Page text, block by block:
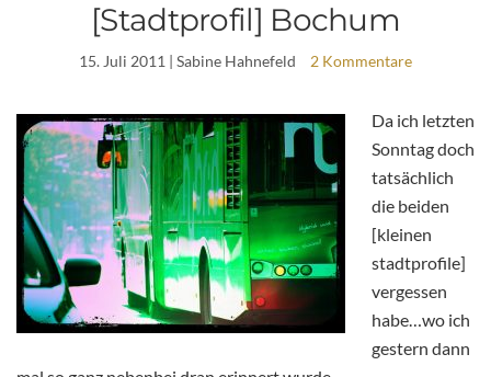
[Stadtprofil] Bochum
15. Juli 2011 | Sabine Hahnefeld 2 Kommentare
Da ich letzten
Sonntag doch
tatsächlich
die beiden
[kleinen
stadtprofile]
vergessen
habe…wo ich
gestern dann